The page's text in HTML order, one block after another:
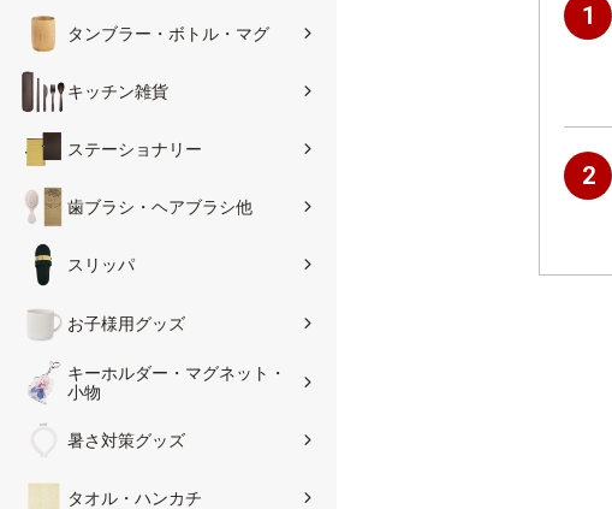
タンブラー・ボトル・マグ
キッチン雑貨
ステーショナリー
歯ブラシ・ヘアブラシ他
スリッパ
お子様用グッズ
キーホルダー・マグネット・
小物
暑さ対策グッズ
タオル・ハンカチ
1
2